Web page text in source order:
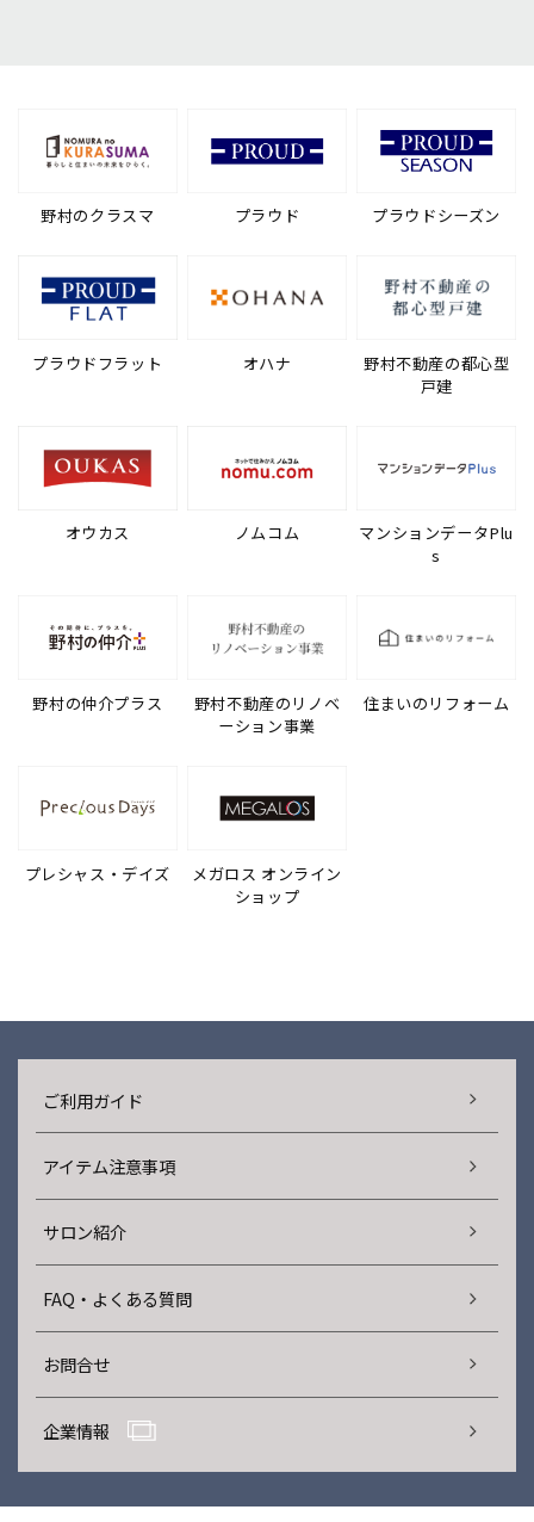
野村のクラスマ プラウド プラウドシーズン
プラウドフラット オハナ
野村不動産の都心型
戸建
オウカス ノムコム
マンションデータPlu
s
野村の仲介プラス
野村不動産のリノベ
ーション事業
住まいのリフォーム
プレシャス・デイズ
メガロス オンライン
ショップ
ご利用ガイド
アイテム注意事項
サロン紹介
FAQ・よくある質問
お問合せ
企業情報